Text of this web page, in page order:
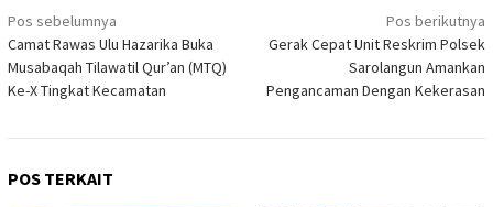
Navigasi
pos
Pos sebelumnya
Camat Rawas Ulu Hazarika Buka
Musabaqah Tilawatil Qur’an (MTQ)
Ke-X Tingkat Kecamatan
Pos berikutnya
Gerak Cepat Unit Reskrim Polsek
Sarolangun Amankan
Pengancaman Dengan Kekerasan
POS TERKAIT